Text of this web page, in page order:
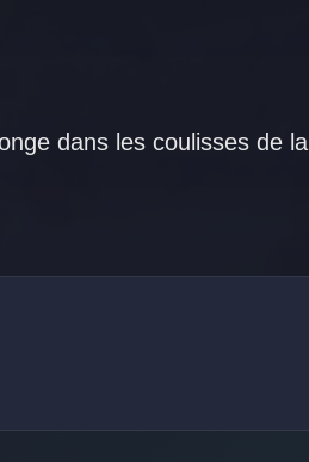
dans les coulisses de la